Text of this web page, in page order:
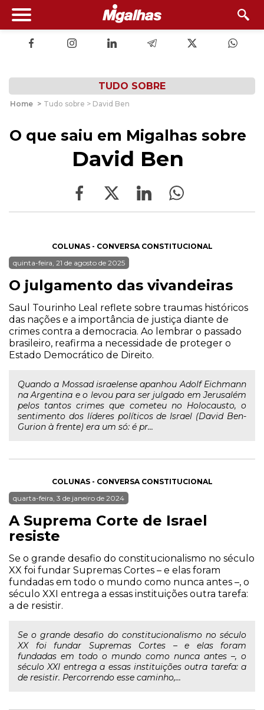
TUDO SOBRE
Home > Tudo sobre > David Ben
O que saiu em Migalhas sobre
David Ben
COLUNAS - CONVERSA CONSTITUCIONAL
quinta-feira, 21 de agosto de 2025
O julgamento das vivandeiras
Saul Tourinho Leal reflete sobre traumas históricos
das nações e a importância de justiça diante de
crimes contra a democracia. Ao lembrar o passado
brasileiro, reafirma a necessidade de proteger o
Estado Democrático de Direito.
Quando a Mossad israelense apanhou Adolf Eichmann
na Argentina e o levou para ser julgado em Jerusalém
pelos tantos crimes que cometeu no Holocausto, o
sentimento dos líderes políticos de Israel (David Ben-
Gurion à frente) era um só: é pr...
COLUNAS - CONVERSA CONSTITUCIONAL
quarta-feira, 3 de janeiro de 2024
A Suprema Corte de Israel
resiste
Se o grande desafio do constitucionalismo no século
XX foi fundar Supremas Cortes – e elas foram
fundadas em todo o mundo como nunca antes –, o
século XXI entrega a essas instituições outra tarefa:
a de resistir.
Se o grande desafio do constitucionalismo no século
XX foi fundar Supremas Cortes – e elas foram
fundadas em todo o mundo como nunca antes –, o
século XXI entrega a essas instituições outra tarefa: a
de resistir. Percorrendo esse caminho,...